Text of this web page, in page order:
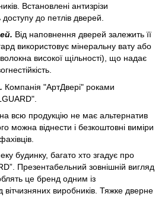
Встановлені антизрізи
до петлів дверей.
Від наповнення дверей залежить її
використовує мінеральну вату або
високої щільності), що надає
Компанія "АртДвері" роками
на всю продукцію не має альтернатив
можна віднести і безкоштовні виміри
будинку, багато хто згадує про
Презентабельний зовнішній вигляд
це бренд одним із
виробників. Тяжке дверне